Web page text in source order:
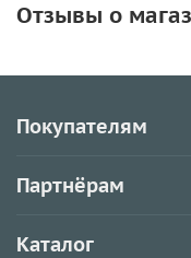
Отзывы о
Покупателям
Партнёрам
Каталог